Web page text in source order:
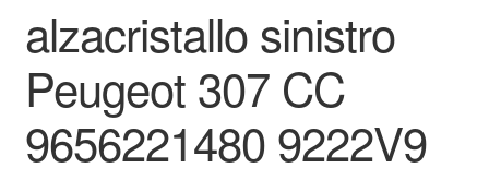
alzacristallo sinistro
Peugeot 307 CC
9656221480 9222V9